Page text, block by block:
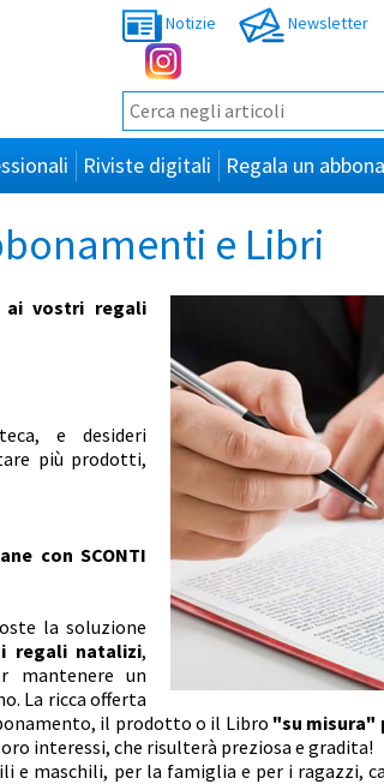
Notizie Newsletter
Riviste digitali Regala un
e Libri
ai vostri regali
e desideri
più prodotti,
con SCONTI
la soluzione
regali natalizi,
mantenere un
La ricca offerta
il prodotto o il Libro "su misura"
interessi, che risulterà preziosa e gradita!
maschili, per la famiglia e per i ragazzi,